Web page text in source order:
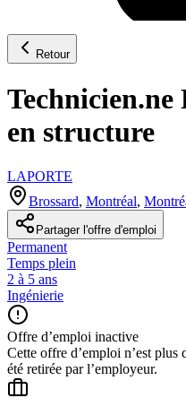
Retour
Technicien.ne
en structure
LAPORTE
Brossard, Montréal,
Partager l'offre d'emploi
Permanent
Temps plein
2 à 5 ans
Ingénierie
Offre d’emploi inactive
Cette offre d’emploi n’est
été retirée par l’employeur.